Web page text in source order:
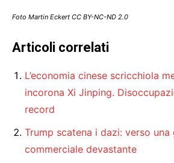
Foto Martin Eckert CC BY-NC-ND 2.0
Articoli correlati
L’economia cinese scricchiola
incorona Xi Jinping.
record
Trump scatena i dazi: verso una
commerciale devastante